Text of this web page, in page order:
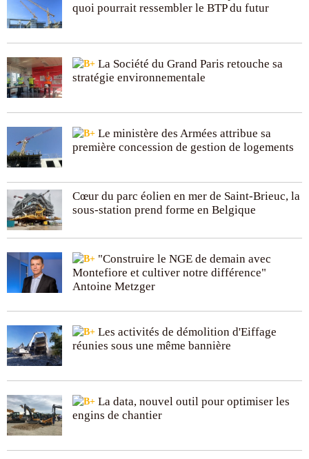
quoi pourrait ressembler le BTP du futur
La Société du Grand Paris retouche sa
stratégie environnementale
Le ministère des Armées attribue sa
première concession de gestion de logements
Cœur du parc éolien en mer de Saint-Brieuc, la
sous-station prend forme en Belgique
"Construire le NGE de demain avec
Montefiore et cultiver notre différence"
Antoine Metzger
Les activités de démolition d'Eiffage
réunies sous une même bannière
La data, nouvel outil pour optimiser les
engins de chantier